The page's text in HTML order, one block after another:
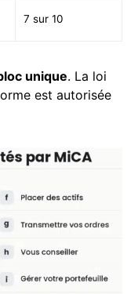
7 sur 10
unique. La loi
est autorisée